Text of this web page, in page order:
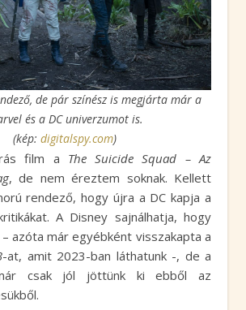
de pár színész is megjárta már a
és a DC univerzumot is.
(kép: digitalspy.com)
film a The Suicide Squad – Az
, de nem éreztem soknak. Kellett
rendező, hogy újra a DC kapja a
A Disney sajnálhatja, hogy
azóta már egyébként visszakapta a
-at, amit 2023-ban láthatunk -, de a
csak jól jöttünk ki ebből az